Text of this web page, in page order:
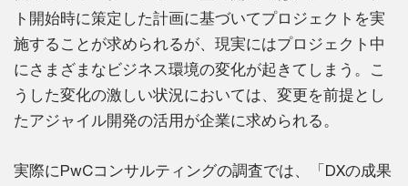
ト開始時に策定した計画に基づいてプロジェクトを実
施することが求められるが、現実にはプロジェクト中
にさまざまなビジネス環境の変化が起きてしまう。こ
うした変化の激しい状況においては、変更を前提とし
たアジャイル開発の活用が企業に求められる。
実際にPwCコンサルティングの調査では、「DXの成果